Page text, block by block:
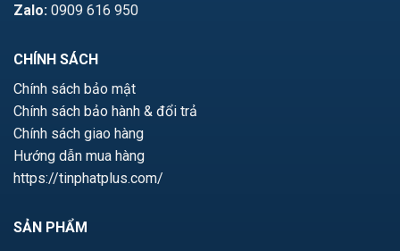
Zalo: 0909 616 950
CHÍNH SÁCH
Chính sách bảo mật
Chính sách bảo hành & đổi trả
Chính sách giao hàng
Hướng dẫn mua hàng
https://tinphatplus.com/
SẢN PHẨM